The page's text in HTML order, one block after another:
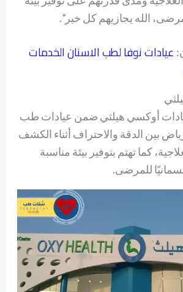
الله يجازيهم كل خير”.
عيادات نوفا لطب الاسنان الخدمات
أوكسي هيلثي ضمن عيادات طب
بين الدقة والاحتراف أثناء الكشف
كما تهتم بتوفير بيئة مناسبة
للمرضى.